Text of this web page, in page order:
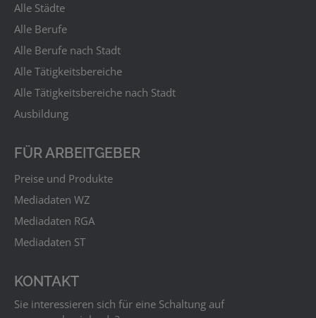
Alle Städte
Alle Berufe
Alle Berufe nach Stadt
Alle Tätigkeitsbereiche
Alle Tätigkeitsbereiche nach Stadt
Ausbildung
FÜR ARBEITGEBER
Preise und Produkte
Mediadaten WZ
Mediadaten RGA
Mediadaten ST
KONTAKT
Sie interessieren sich für eine Schaltung auf